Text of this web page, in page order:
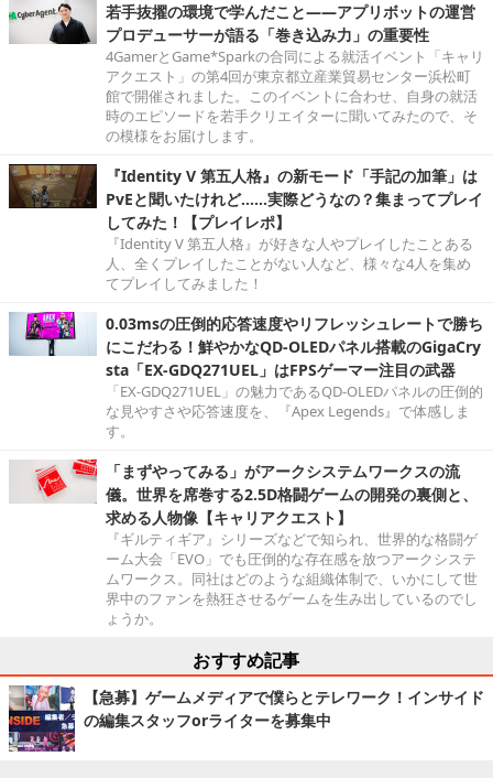
若手抜擢の環境で学んだこと――アプリボットの運営
プロデューサーが語る「巻き込み力」の重要性
4GamerとGame*Sparkの合同による就活イベント「キャリ
アクエスト」の第4回が東京都立産業貿易センター浜松町
館で開催されました。このイベントに合わせ、自身の就活
時のエピソードを若手クリエイターに聞いてみたので、そ
の模様をお届けします。
『Identity V 第五人格』の新モード「手記の加筆」は
PvEと聞いたけれど……実際どうなの？集まってプレイ
してみた！【プレイレポ】
『Identity V 第五人格』が好きな人やプレイしたことある
人、全くプレイしたことがない人など、様々な4人を集め
てプレイしてみました！
0.03msの圧倒的応答速度やリフレッシュレートで勝ち
にこだわる！鮮やかなQD-OLEDパネル搭載のGigaCry
sta「EX-GDQ271UEL」はFPSゲーマー注目の武器
「EX-GDQ271UEL」の魅力であるQD-OLEDパネルの圧倒的
な見やすさや応答速度を、『Apex Legends』で体感しま
す。
「まずやってみる」がアークシステムワークスの流
儀。世界を席巻する2.5D格闘ゲームの開発の裏側と、
求める人物像【キャリアクエスト】
『ギルティギア』シリーズなどで知られ、世界的な格闘ゲ
ーム大会「EVO」でも圧倒的な存在感を放つアークシステ
ムワークス。同社はどのような組織体制で、いかにして世
界中のファンを熱狂させるゲームを生み出しているのでし
ょうか。
おすすめ記事
【急募】ゲームメディアで僕らとテレワーク！インサイド
の編集スタッフorライターを募集中